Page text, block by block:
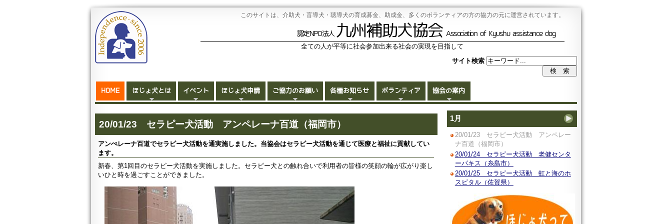
このサイトは、介助犬・盲導犬・聴導犬の育成募金、助成金、多くのボランティアの方の協力の元に運営されています。
認定NPO法人 九州補助犬協会 Association of Kyushu assistance dog
全ての人が平等に社会参加出来る社会の実現を目指して
サイト検索
HOME ほじょ犬とは イベント ほじょ犬申請 ご協力のお願い 各種お知らせ ボランティア 協会の案内
20/01/23 セラピー犬活動 アンペレーナ百道（福岡市）
アンぺレーナ百道でセラピー犬活動を通実施しました。当協会はセラピー犬活動を通じて医療と福祉に貢献してい
ます。
新春、第1回目のセラピー犬活動を実施しました。セラピー犬との触れ合いで利用者の皆様の笑顔の輪が広がり楽し
いひと時を過ごすことができました。
1月
20/01/23 セラピー犬活動 アンペレー
ナ百道（福岡市）
20/01/24 セラピー犬活動 老健センタ
ーパキス（糸島市）
20/01/25 セラピー犬活動 虹と海のホ
スピタル（佐賀県）